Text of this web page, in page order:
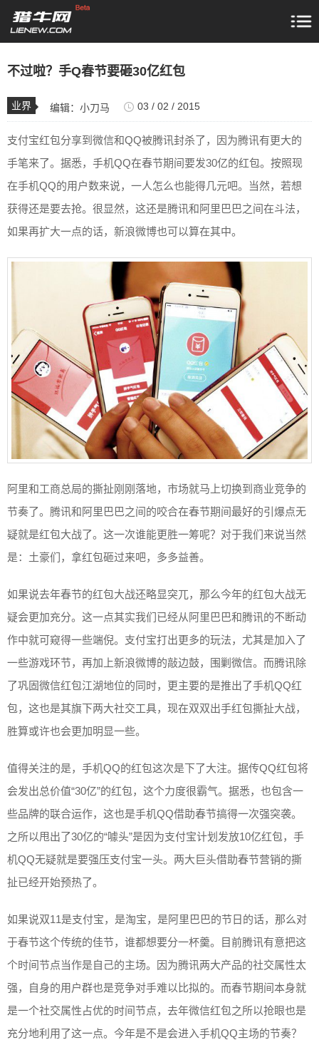
不过啦？手Q春节要砸30亿红包
业界 编辑： 小刀马 03 / 02 / 2015
支付宝红包分享到微信和QQ被腾讯封杀了，因为腾讯有更大的
手笔来了。据悉，手机QQ在春节期间要发30亿的红包。按照现
在手机QQ的用户数来说，一人怎么也能得几元吧。当然，若想
获得还是要去抢。很显然，这还是腾讯和阿里巴巴之间在斗法，
如果再扩大一点的话，新浪微博也可以算在其中。
阿里和工商总局的撕扯刚刚落地，市场就马上切换到商业竞争的
节奏了。腾讯和阿里巴巴之间的咬合在春节期间最好的引爆点无
疑就是红包大战了。这一次谁能更胜一筹呢？对于我们来说当然
是：土豪们，拿红包砸过来吧，多多益善。
如果说去年春节的红包大战还略显突兀，那么今年的红包大战无
疑会更加充分。这一点其实我们已经从阿里巴巴和腾讯的不断动
作中就可窥得一些端倪。支付宝打出更多的玩法，尤其是加入了
一些游戏环节，再加上新浪微博的敲边鼓，围剿微信。而腾讯除
了巩固微信红包江湖地位的同时，更主要的是推出了手机QQ红
包，这也是其旗下两大社交工具，现在双双出手红包撕扯大战，
胜算或许也会更加明显一些。
值得关注的是，手机QQ的红包这次是下了大注。据传QQ红包将
会发出总价值“30亿”的红包，这个力度很霸气。据悉，也包含一
些品牌的联合运作，这也是手机QQ借助春节搞得一次强突袭。
之所以甩出了30亿的“噱头”是因为支付宝计划发放10亿红包，手
机QQ无疑就是要强压支付宝一头。两大巨头借助春节营销的撕
扯已经开始预热了。
如果说双11是支付宝，是淘宝，是阿里巴巴的节日的话，那么对
于春节这个传统的佳节，谁都想要分一杯羹。目前腾讯有意把这
个时间节点当作是自己的主场。因为腾讯两大产品的社交属性太
强，自身的用户群也是竞争对手难以比拟的。而春节期间本身就
是一个社交属性占优的时间节点，去年微信红包之所以抢眼也是
充分地利用了这一点。今年是不是会进入手机QQ主场的节奏？